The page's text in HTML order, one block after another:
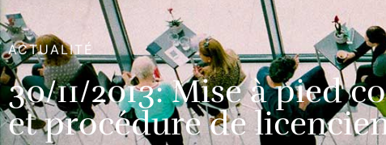
ACTUALITÉ
30/11/2013: Mise à pied
et procédure de